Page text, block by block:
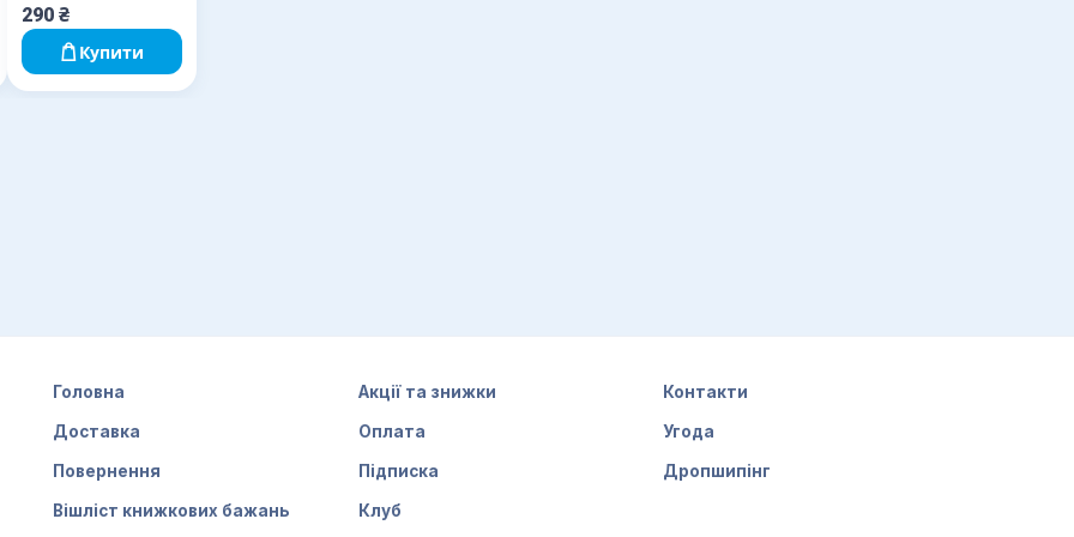
290 ₴
Купити
Головна Акції та знижки Контакти
Доставка Оплата Угода
Повернення Підписка Дропшипінг
Вішліст книжкових бажань Клуб